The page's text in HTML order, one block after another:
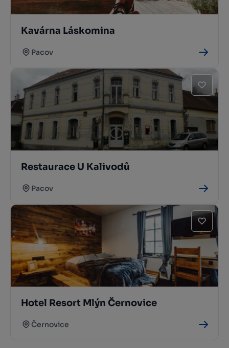
Kavárna Láskomina
Pacov
Restaurace U Kalivodů
Pacov
Hotel Resort Mlýn Černovice
Černovice